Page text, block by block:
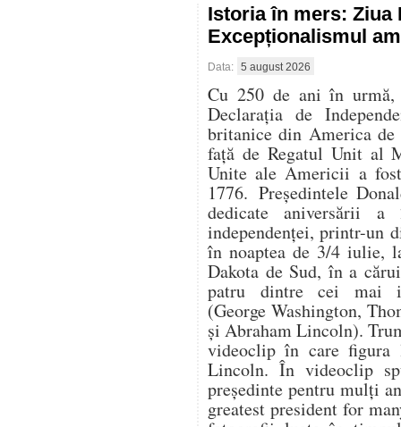
Istoria în mers: Ziua
Excepționalismul
Data: 5 august 2026
Cu 250 de ani în
Declarația de
britanice din America de
față de Regatul Unit al
Unite ale Americii a
1776. Președintele
dedicate aniversării
independenței, printr-un
în noaptea de 3/4 iulie,
Dakota de Sud, în a
patru dintre cei mai
(George Washington,
și Abraham Lincoln).
videoclip în care figura
Lincoln. În videoclip
președinte pentru mulți
greatest president for